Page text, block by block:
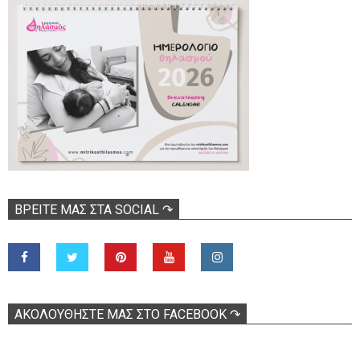
ΒΡΕΊΤΕ ΜΑΣ ΣΤΑ SOCIAL ↷
ΑΚΟΛOΥΘΉΣΤΕ ΜΑΣ ΣΤΟ FACEBOOK ↷